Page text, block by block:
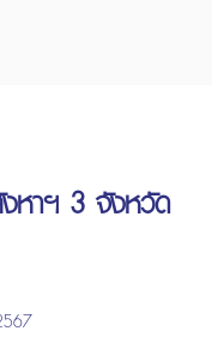
หาฯ 3 จังหวัด